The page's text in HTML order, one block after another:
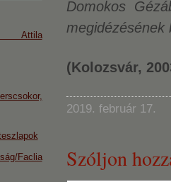
Domokos
megidézésének
(Kolozsvár,
2019. február 17.
Szóljon
Attila
Faclia